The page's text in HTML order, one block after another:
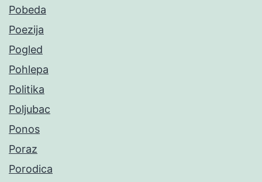
Pobeda
Poezija
Pogled
Pohlepa
Politika
Poljubac
Ponos
Poraz
Porodica